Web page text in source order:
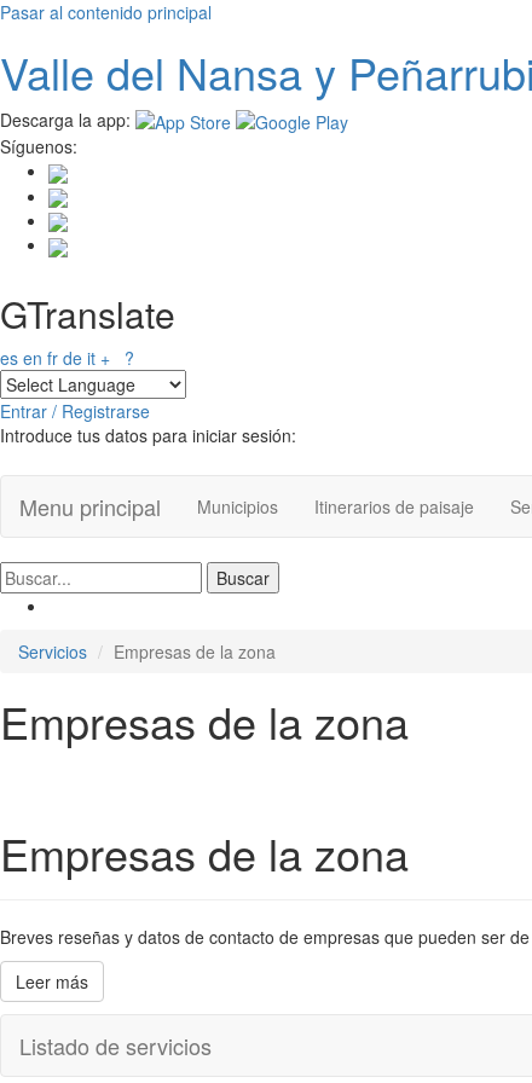
Pasar al contenido principal
Valle del Nansay
Descarga la app:
Síguenos:
GTranslate
es en fr de it + ?
Entrar / Registrarse
Introduce tus datos para iniciar sesión:
Menu principal Municipios Itinerarios de paisaje
Servicios Empresas de la zona
Empresas de la zona
Empresas de la zona
Breves reseñas y datos de contacto de empresas que pueden ser
Leer más
Listado de servicios